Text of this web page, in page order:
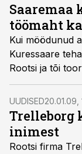
Saaremaa
töömaht
Kui möödunud
Kuressaare
Rootsi ja tõi
vedu käima
tehase
inimest.
UUDISED20.01.09,
Trelleborg
inimest
Rootsi firma